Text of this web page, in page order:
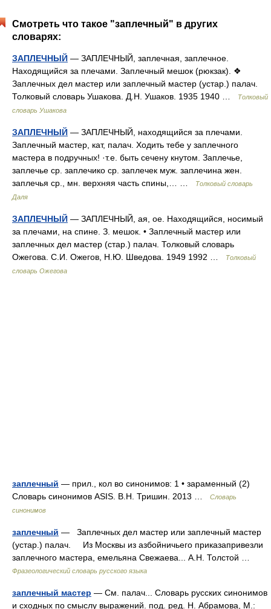
Смотреть что такое "заплечный" в других
словарях:
ЗАПЛЕЧНЫЙ — ЗАПЛЕЧНЫЙ, заплечная, заплечное.
Находящийся за плечами. Заплечный мешок (рюкзак). ❖
Заплечных дел мастер или заплечный мастер (устар.) палач.
Толковый словарь Ушакова. Д.Н. Ушаков. 1935 1940 …
Толковый
словарь Ушакова
ЗАПЛЕЧНЫЙ — ЗАПЛЕЧНЫЙ, находящийся за плечами.
Заплечный мастер, кат, палач. Ходить тебе у заплечного
мастера в подручных! ·т.е. быть сечену кнутом. Заплечье,
заплечье ср. заплечико ср. заплечек муж. заплечина жен.
заплечья ср., мн. верхняя часть спины,… …
Толковый словарь
Даля
ЗАПЛЕЧНЫЙ — ЗАПЛЕЧНЫЙ, ая, ое. Находящийся, носимый
за плечами, на спине. З. мешок. • Заплечный мастер или
заплечных дел мастер (стар.) палач. Толковый словарь
Ожегова. С.И. Ожегов, Н.Ю. Шведова. 1949 1992 …
Толковый
словарь Ожегова
заплечный — прил., кол во синонимов: 1 • зараменный (2)
Словарь синонимов ASIS. В.Н. Тришин. 2013 …
Словарь
синонимов
заплечный — Заплечных дел мастер или заплечный мастер
(устар.) палач. Из Москвы из азбойничьего приказапривезли
заплечного мастера, емельяна Свежаева... А.Н. Толстой …
Фразеологический словарь русского языка
заплечный мастер — См. палач... Словарь русских синонимов
и сходных по смыслу выражений. под. ред. Н. Абрамова, М.: